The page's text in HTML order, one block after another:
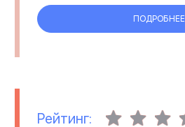
ПОДРОБНЕЕ
Рейтинг: